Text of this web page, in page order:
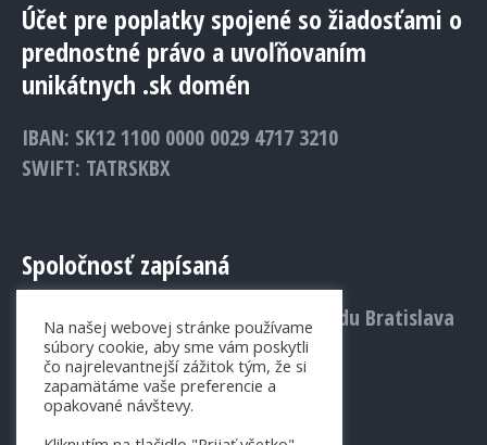
Účet pre poplatky spojené so žiadosťami o
prednostné právo a uvoľňovaním
unikátnych .sk domén
IBAN: SK12 1100 0000 0029 4717 3210
SWIFT: TATRSKBX
Spoločnosť zapísaná
v Obchodnom registri Mestského súdu Bratislava
III., Vložka č.: 1156/B
Na našej webovej stránke používame
súbory cookie, aby sme vám poskytli
čo najrelevantnejší zážitok tým, že si
zapamätáme vaše preferencie a
opakované návštevy.